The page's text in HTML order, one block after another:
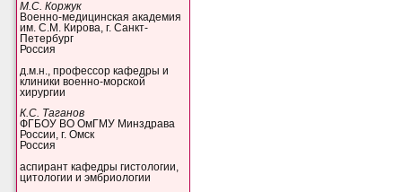
М.С. Коржук
Военно-медицинская академия
им. С.М. Кирова, г. Санкт-
Петербург
Россия
д.м.н., профессор кафедры и
клиники военно-морской
хирургии
К.С. Таганов
ФГБОУ ВО ОмГМУ Минздрава
России, г. Омск
Россия
аспирант кафедры гистологии,
цитологии и эмбриологии